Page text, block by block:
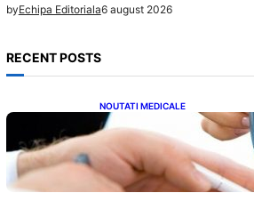
byEchipa Editoriala6 august 2026
RECENT POSTS
NOUTATI MEDICALE
Acordul României cu
Analiză Detaliată a
Condițiilor Impuse